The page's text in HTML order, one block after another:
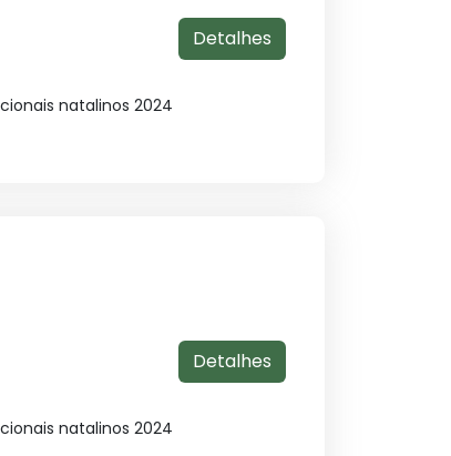
natalinos 2024
Detalhes
natalinos 2024
Detalhes